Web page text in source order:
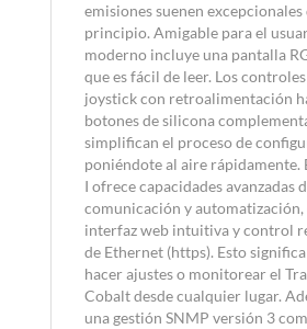
emisiones suenen excepcionales
principio. Amigable para el
moderno incluye una pantalla
que es fácil de leer. Los
joystick con retroalimentación
botones de silicona
simplifican el proceso de
poniéndote al aire rápidamente.
I ofrece capacidades avanzadas
comunicación y automatización,
interfaz web intuitiva y control
de Ethernet (https). Esto
hacer ajustes o monitorear el
Cobalt desde cualquier lugar.
una gestión SNMP versión 3